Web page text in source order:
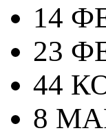
14
23
44
8